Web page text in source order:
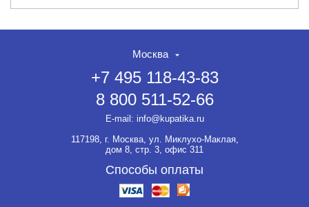
Москва
+7 495 118-43-83
8 800 511-52-66
E-mail: info@kupatika.ru
117198, г. Москва, ул. Миклухо-Маклая,
дом 8, стр. 3, офис 311
Способы оплаты